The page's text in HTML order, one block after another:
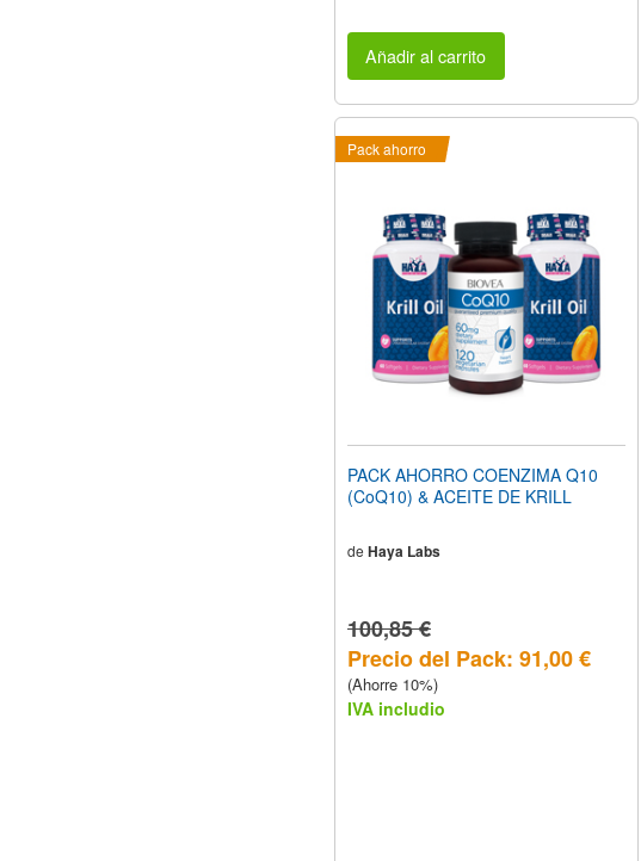
Añadir al carrito
Pack ahorro
PACK AHORRO COENZIMA Q10
(CoQ10) & ACEITE DE KRILL
de Haya Labs
100,85 €
Precio del Pack: 91,00 €
(Ahorre 10%)
IVA includio